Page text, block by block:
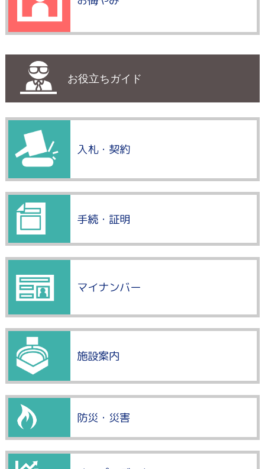
お役立ちガイド
入札・契約
手続・証明
マイナンバー
施設案内
防災・災害